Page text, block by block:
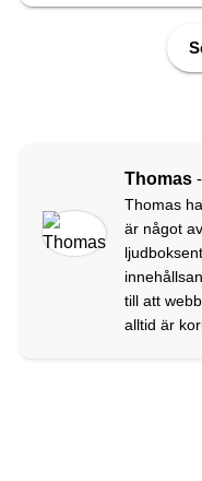
Thomas
Thomas
är något
till att
alltid är